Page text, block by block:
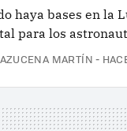
haya bases en la
para los
AZUCENA MARTÍN